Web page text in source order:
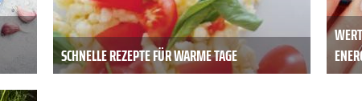
SCHNELLE REZEPTE FÜR WARME TAGE